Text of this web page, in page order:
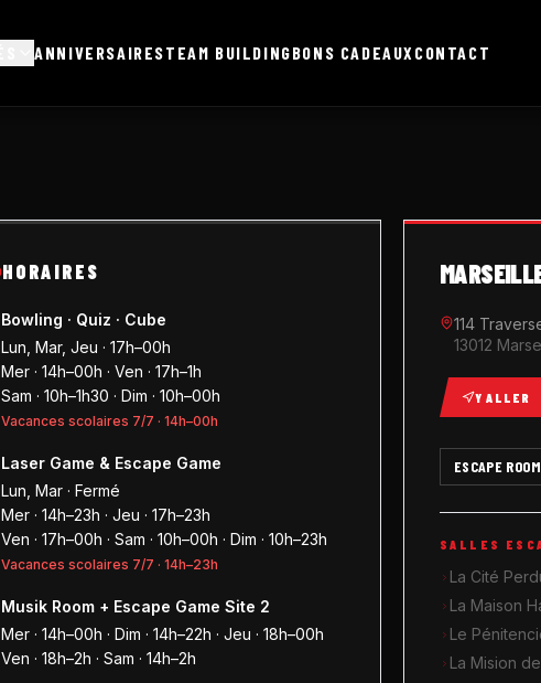
ANNIVERSAIRESTEAM BUILDINGBONS CADEAUX CONTACT
HORAIRES
Bowling · Quiz · Cube
Lun, Mar, Jeu · 17h–00h
Mer · 14h–00h · Ven · 17h–1h
Sam · 10h–1h30 · Dim · 10h–00h
Vacances scolaires 7/7 · 14h–00h
Laser Game & Escape Game
Lun, Mar · Fermé
Mer · 14h–23h · Jeu · 17h–23h
Ven · 17h–00h · Sam · 10h–00h · Dim · 10h–23h
Vacances scolaires 7/7 · 14h–23h
Musik Room + Escape Game Site 2
Mer · 14h–00h · Dim · 14h–22h · Jeu · 18h–00h
Ven · 18h–2h · Sam · 14h–2h
114
13012
Y ALLER
ESCAPE
SALLES
La Cité
La Maison
Le
La Mision